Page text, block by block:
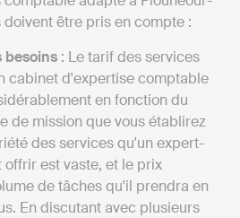
être pris en compte :
besoins : Le tarif des services
cabinet d'expertise comptable
en fonction du
de mission que vous établirez
des services qu'un expert-
est vaste, et le prix
de tâches qu'il prendra en
En discutant avec plusieurs